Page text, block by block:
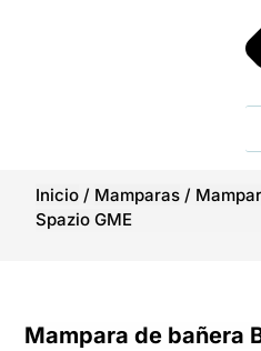
Inicio / Mamparas /
Spazio GME
Mampara de bañera